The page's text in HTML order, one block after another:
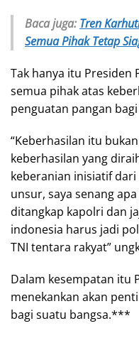
Baca juga: Tren
Semua Pihak Tetap
Tak hanya itu Presiden
semua pihak atas
penguatan pangan
“Keberhasilan itu
keberhasilan yang
keberanian inisiatif
unsur, saya senang
ditangkap kapolri dan
indonesia harus jadi
TNI tentara rakyat”
Dalam kesempatan itu
menekankan akan
bagi suatu bangsa.***